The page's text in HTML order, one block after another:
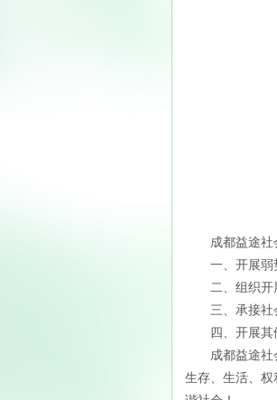
成都益途社
一、开展弱势
二、组织开展
三、承接社会
四、开展其他
成都益途社会
生存、生活、